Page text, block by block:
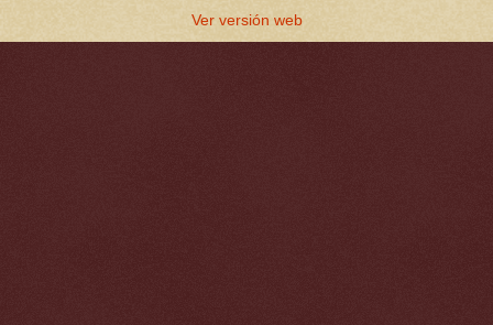
Ver versión web